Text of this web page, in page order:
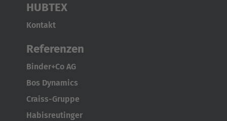
HUBTEX
Kontakt
Referenzen
Binder+Co AG
Bos Dynamics
Craiss-Gruppe
Habisreutinger